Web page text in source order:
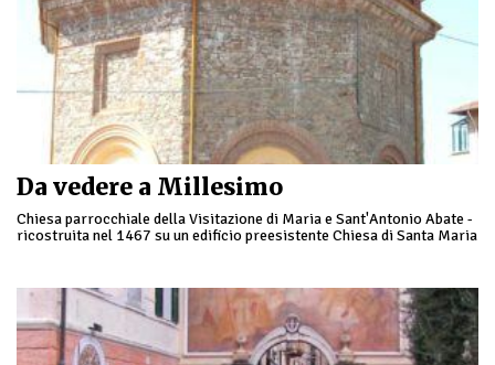
Da vedere a Millesimo
Chiesa parrocchiale della Visitazione di Maria e Sant'Antonio Abate -
ricostruita nel 1467 su un edificio preesistente Chiesa di Santa Maria